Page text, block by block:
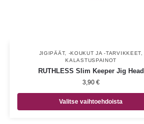
JIGIPÄÄT, -KOUKUT JA -TARVIKKEET
KALASTUSPAINOT
RUTHLESS Slim Keeper Jig Head
3,90 €
Valitse vaihtoehdoista